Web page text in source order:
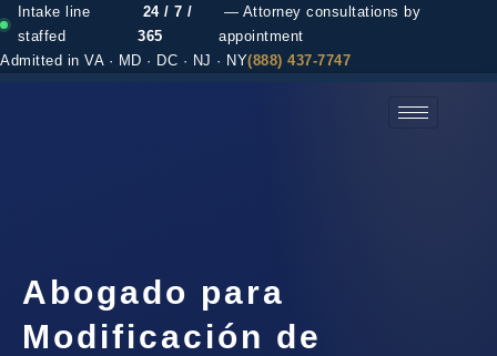
Intake line
staffed
24 / 7 /
365
— Attorney consultations by
appointment
Admitted in VA · MD · DC · NJ · NY(888) 437-7747
Abogado para
Modificación de